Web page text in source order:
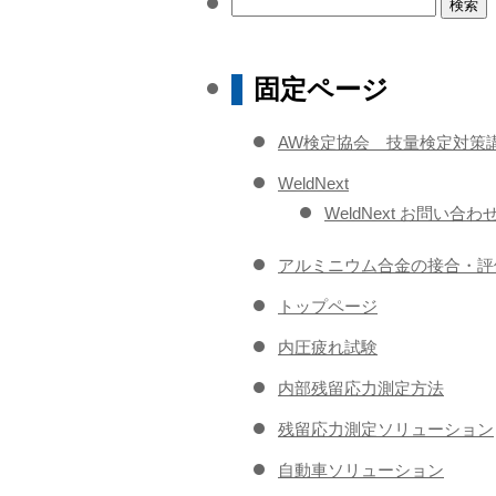
固定ページ
AW検定協会 技量検定対策
WeldNext
WeldNext お問い合わ
アルミニウム合金の接合・評
トップページ
内圧疲れ試験
内部残留応力測定方法
残留応力測定ソリューション
自動車ソリューション